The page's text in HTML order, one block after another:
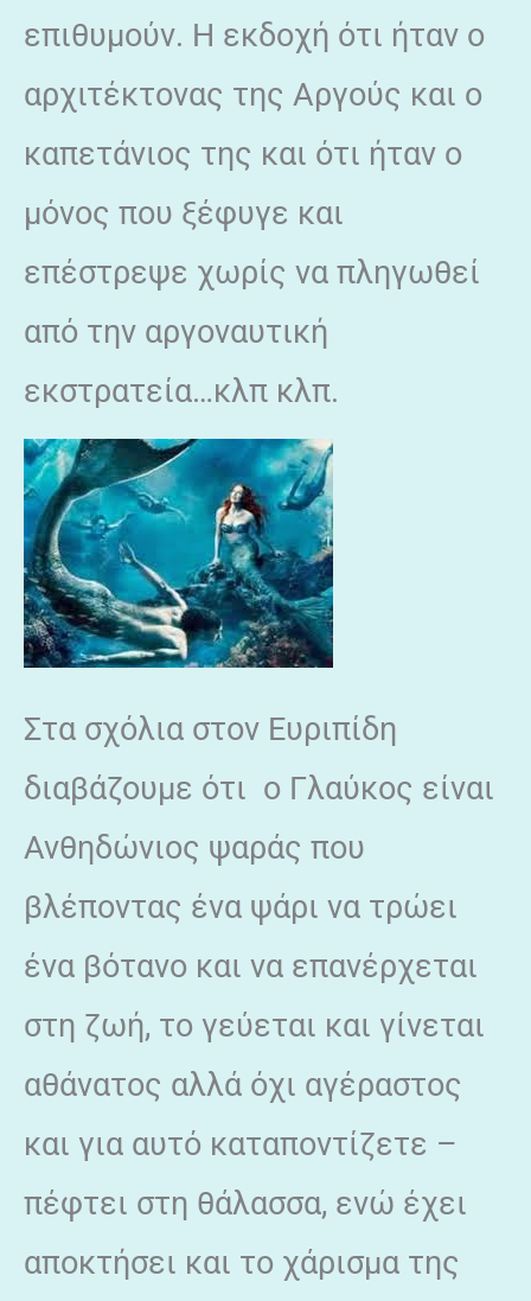
επιθυμούν. Η εκδοχή ότι ήταν ο
αρχιτέκτονας της Αργούς και ο
καπετάνιος της και ότι ήταν ο
μόνος που ξέφυγε και
επέστρεψε χωρίς να πληγωθεί
από την αργοναυτική
εκστρατεία…κλπ κλπ.
Στα σχόλια στον Ευριπίδη
διαβάζουμε ότι ο Γλαύκος είναι
Ανθηδώνιος ψαράς που
βλέποντας ένα ψάρι να τρώει
ένα βότανο και να επανέρχεται
στη ζωή, το γεύεται και γίνεται
αθάνατος αλλά όχι αγέραστος
και για αυτό καταποντίζετε –
πέφτει στη θάλασσα, ενώ έχει
αποκτήσει και το χάρισμα της